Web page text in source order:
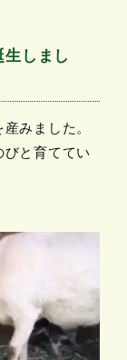
しまし
みました。
と育ててい